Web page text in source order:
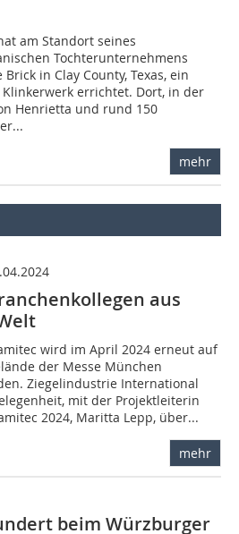
am Standort seines
Tochterunternehmens
Brick in Clay County, Texas, ein
Klinkerwerk errichtet. Dort, in der
Henrietta und rund 150
mehr
aus
wird im April 2024 erneut auf
der Messe München
Ziegelindustrie International
mit der Projektleiterin
2024, Maritta Lepp, über...
mehr
beim Würzburger